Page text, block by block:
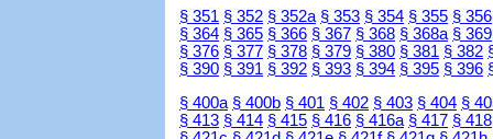
§ 351 § 352 § 352a § 353 § 354 § 355 § 356
§ 364 § 365 § 366 § 367 § 368 § 368a § 369
§ 376 § 377 § 378 § 379 § 380 § 381 § 382
§ 390 § 391 § 392 § 393 § 394 § 395 § 396
§ 400a § 400b § 401 § 402 § 403 § 404 §
§ 413 § 414 § 415 § 416 § 416a § 417 § 418